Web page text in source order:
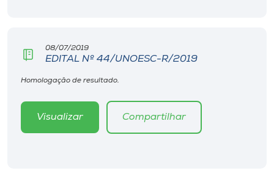
08/07/2019
EDITAL Nº 44/UNOESC-R/2019
Homologação de resultado.
Visualizar Compartilhar